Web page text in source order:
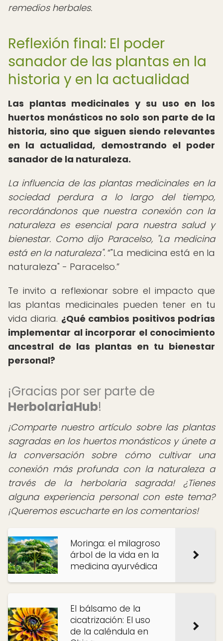
remedios herbales.
Reflexión final: El poder
sanador de las plantas en la
historia y en la actualidad
Las plantas medicinales y su uso en los
huertos monásticos no solo son parte de la
historia, sino que siguen siendo relevantes
en la actualidad, demostrando el poder
sanador de la naturaleza.
La influencia de las plantas medicinales en la
sociedad perdura a lo largo del tiempo,
recordándonos que nuestra conexión con la
naturaleza es esencial para nuestra salud y
bienestar. Como dijo Paracelso, "La medicina
está en la naturaleza". "La medicina está en la
naturaleza" - Paracelso.
Te invito a reflexionar sobre el impacto que
las plantas medicinales pueden tener en tu
vida diaria. ¿Qué cambios positivos podrías
implementar al incorporar el conocimiento
ancestral de las plantas en tu bienestar
personal?
¡Gracias por ser parte de
HerbolariaHub!
¡Comparte nuestro artículo sobre las plantas
sagradas en los huertos monásticos y únete a
la conversación sobre cómo cultivar una
conexión más profunda con la naturaleza a
través de la herbolaria sagrada! ¿Tienes
alguna experiencia personal con este tema?
¡Queremos escucharte en los comentarios!
Moringa: el milagroso
árbol de la vida en la
medicina ayurvédica
El bálsamo de la
cicatrización: El uso
de la caléndula en